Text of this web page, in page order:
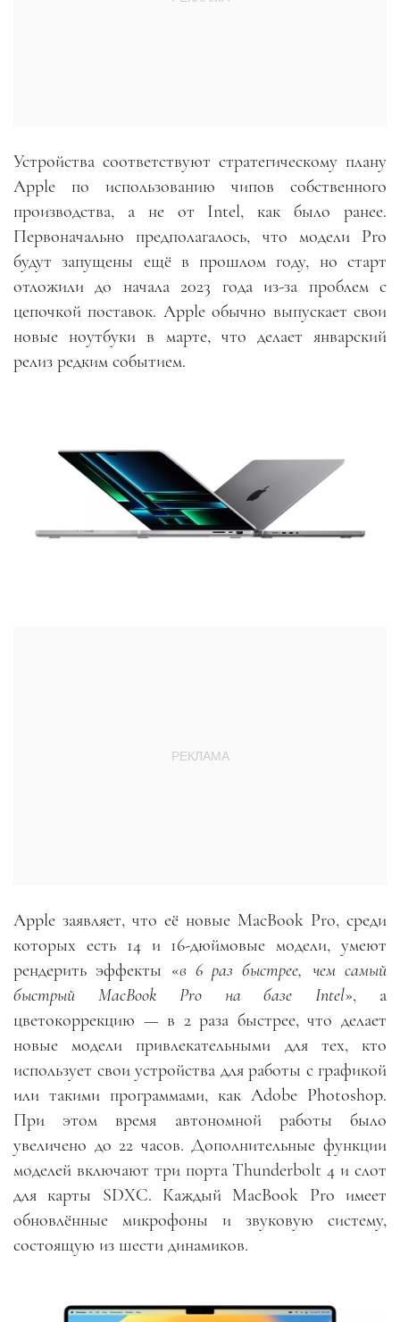
Устройства соответствуют стратегическому плану
Apple по использованию чипов собственного
производства, а не от Intel, как было ранее.
Первоначально предполагалось, что модели Pro
будут запущены ещё в прошлом году, но старт
отложили до начала 2023 года из-за проблем с
цепочкой поставок. Apple обычно выпускает свои
новые ноутбуки в марте, что делает январский
релиз редким событием.
Apple заявляет, что её новые MacBook Pro, среди
которых есть 14 и 16-дюймовые модели, умеют
рендерить эффекты «в 6 раз быстрее, чем самый
быстрый MacBook Pro на базе Intel», а
цветокоррекцию — в 2 раза быстрее, что делает
новые модели привлекательными для тех, кто
использует свои устройства для работы с графикой
или такими программами, как Adobe Photoshop.
При этом время автономной работы было
увеличено до 22 часов. Дополнительные функции
моделей включают три порта Thunderbolt 4 и слот
для карты SDXC. Каждый MacBook Pro имеет
обновлённые микрофоны и звуковую систему,
состоящую из шести динамиков.